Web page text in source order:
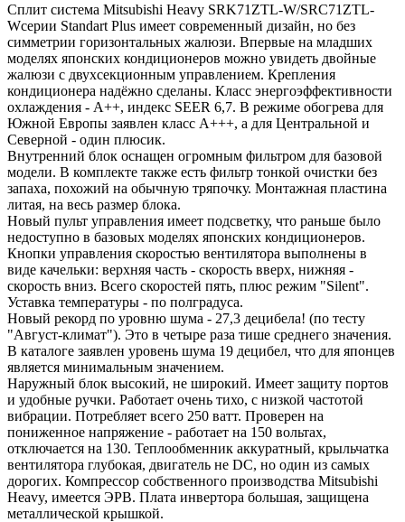
Сплит система Mitsubishi Heavy SRK71ZTL-W/SRC71ZTL-
Wсерии Standart Plus имеет современный дизайн, но без
симметрии горизонтальных жалюзи. Впервые на младших
моделях японских кондиционеров можно увидеть двойные
жалюзи с двухсекционным управлением. Крепления
кондиционера надёжно сделаны. Класс энергоэффективности
охлаждения - А++, индекс SEER 6,7. В режиме обогрева для
Южной Европы заявлен класс А+++, а для Центральной и
Северной - один плюсик.
Внутренний блок оснащен огромным фильтром для базовой
модели. В комплекте также есть фильтр тонкой очистки без
запаха, похожий на обычную тряпочку. Монтажная пластина
литая, на весь размер блока.
Новый пульт управления имеет подсветку, что раньше было
недоступно в базовых моделях японских кондиционеров.
Кнопки управления скоростью вентилятора выполнены в
виде качельки: верхняя часть - скорость вверх, нижняя -
скорость вниз. Всего скоростей пять, плюс режим "Silent".
Уставка температуры - по полградуса.
Новый рекорд по уровню шума - 27,3 децибела! (по тесту
"Август-климат"). Это в четыре раза тише среднего значения.
В каталоге заявлен уровень шума 19 децибел, что для японцев
является минимальным значением.
Наружный блок высокий, не широкий. Имеет защиту портов
и удобные ручки. Работает очень тихо, с низкой частотой
вибрации. Потребляет всего 250 ватт. Проверен на
пониженное напряжение - работает на 150 вольтах,
отключается на 130. Теплообменник аккуратный, крыльчатка
вентилятора глубокая, двигатель не DC, но один из самых
дорогих. Компрессор собственного производства Mitsubishi
Heavy, имеется ЭРВ. Плата инвертора большая, защищена
металлической крышкой.